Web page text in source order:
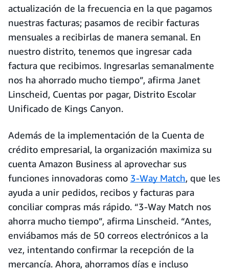
actualización de la frecuencia en la que pagamos
nuestras facturas; pasamos de recibir facturas
mensuales a recibirlas de manera semanal. En
nuestro distrito, tenemos que ingresar cada
factura que recibimos. Ingresarlas semanalmente
nos ha ahorrado mucho tiempo”, afirma Janet
Linscheid, Cuentas por pagar, Distrito Escolar
Unificado de Kings Canyon.
Además de la implementación de la Cuenta de
crédito empresarial, la organización maximiza su
cuenta Amazon Business al aprovechar sus
funciones innovadoras como 3-Way Match, que les
ayuda a unir pedidos, recibos y facturas para
conciliar compras más rápido. “3-Way Match nos
ahorra mucho tiempo”, afirma Linscheid. “Antes,
enviábamos más de 50 correos electrónicos a la
vez, intentando confirmar la recepción de la
mercancía. Ahora, ahorramos días e incluso